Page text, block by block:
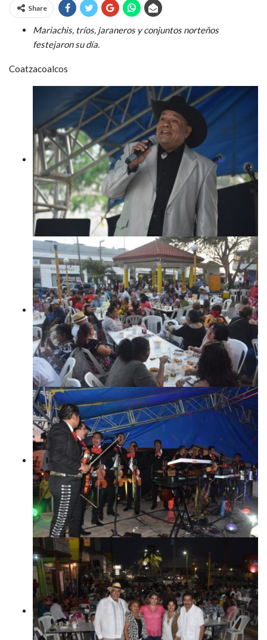
Share
Mariachis, tríos, jaraneros y conjuntos norteños
festejaron su día.
Coatzacoalcos